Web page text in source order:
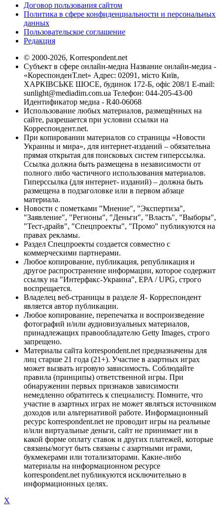
Договор пользования сайтом
Политика в сфере конфиденциальности и персональных
данных
Пользовательское соглашение
Редакция
© 2000-2026, Korrespondent.net
Субъект в сфере онлайн-медиа Название онлайн-медиа -
«КореспонденТ.net» Адрес: 02091, місто Київ,
ХАРКІВСЬКЕ ШОСЕ, будинок 172-Б, офіс 208/1 E-mail:
sunlight@mediadim.com.ua Телефон: 044-205-43-00
Идентификатор медиа - R40-06068
Использование любых материалов, размещённых на
сайте, разрешается при условии ссылки на
Корреспондент.net.
При копировании материалов со страницы «Новости
Украины и мира», для интернет-изданий – обязательна
прямая открытая для поисковых систем гиперссылка.
Ссылка должна быть размещена в независимости от
полного либо частичного использования материалов.
Гиперссылка (для интернет- изданий) – должна быть
размещена в подзаголовке или в первом абзаце
материала.
Новости с пометками "Мнение", "Экспертиза",
"Заявление", "Регионы", "Деньги", "Власть", "Выборы",
"Тест-драйв", "Спецпроекты", "Промо" публикуются на
правах рекламы.
Раздел Спецпроекты создается совместно с
коммерческими партнерами.
Любое копирование, публикация, републикация и
другое распространение информации, которое содержит
ссылку на "Интерфакс-Украина", EPA / UPG, строго
воспрещается.
Владелец веб-страницы в разделе Я- Корреспондент
является автор публикации.
Любое копирование, перепечатка и воспроизведение
фотографий и/или аудиовизуальных материалов,
принадлежащих правообладателю Getty Images, строго
запрещено.
Материалы сайта korrespondent.net предназначены для
лиц старше 21 года (21+). Участие в азартных играх
может вызвать игровую зависимость. Соблюдайте
правила (принципы) ответственной игры. При
обнаружении первых признаков зависимости
немедленно обратитесь к специалисту. Помните, что
участие в азартных играх не может являться источником
доходов или альтернативой работе. Информационный
ресурс korrespondent.net не проводит игры на реальные
и/или виртуальные деньги, сайт не принимает ни в
какой форме оплату ставок и других платежей, которые
связаны/могут быть связаны с азартными играми,
букмекерами или тотализаторами. Какие-либо
материалы на информационном ресурсе
korrespondent.net публикуются исключительно в
информационных целях.
X